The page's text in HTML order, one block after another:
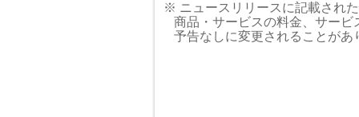
※ ニュースリリースに記載され
商品・サービスの料金、サー
予告なしに変更されることが